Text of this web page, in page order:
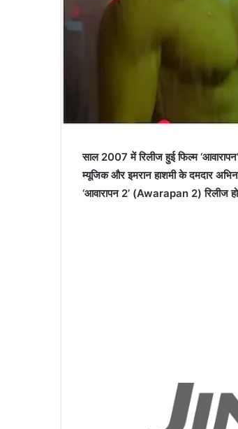
साल 2007 में रिलीज हुई फिल्म
म्यूजिक और इमरान हाशमी के दमदार
‘आवारापन 2’ (Awarapan 2) रिलीज